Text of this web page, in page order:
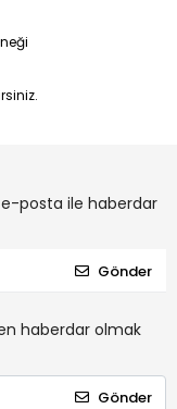
posta ile haberdar
Gönder
haberdar olmak
Gönder